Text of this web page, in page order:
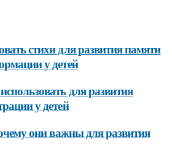
стихи для развития памяти
у детей
для развития
у детей
они важны для развития